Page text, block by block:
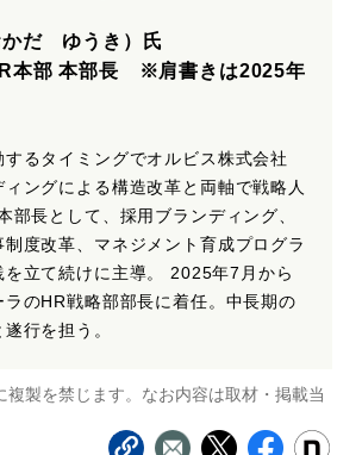
かだ ゆうき）氏
本部 本部長 ※肩書きは2025年
るタイミングでオルビス株式会社
ングによる構造改革と両軸で戦略人
部長として、採用ブランディング、
度改革、マネジメント育成プログラ
を立て続けに主導。 2025年7月から
ラのHR戦略部部長に着任。中長期の
行を担う。
製を禁じます。なお内容は取材・掲載当